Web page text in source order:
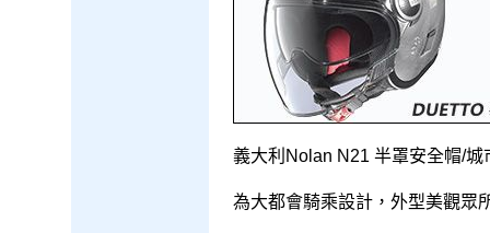
義大利Nolan N21 半罩安全帽/城
為大都會騎乘設計，外型美觀眾